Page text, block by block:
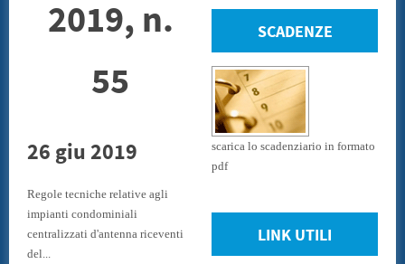
2019, n.
55
26 giu 2019
Regole tecniche relative agli
impianti condominiali
centralizzati d'antenna riceventi
del...
SCADENZE
scarica lo scadenziario in formato
pdf
LINK UTILI